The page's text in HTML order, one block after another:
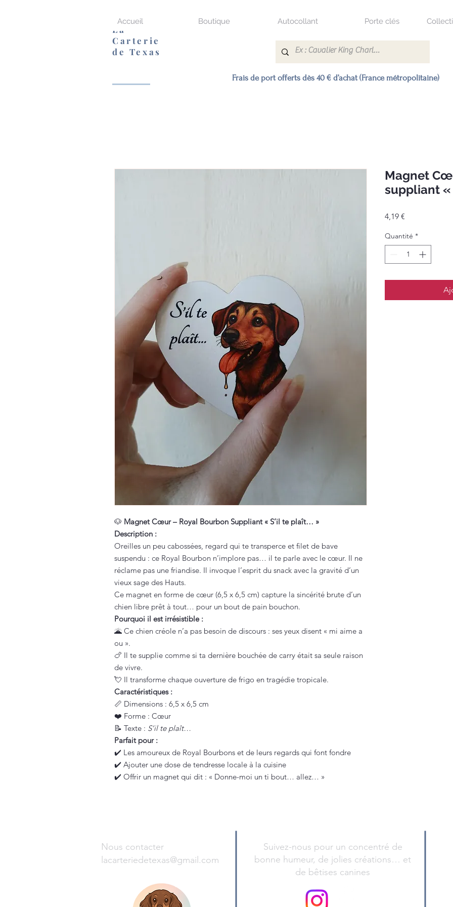
La
Carterie
de Texas
Accueil Boutique Autocollant Porte clés
Frais de port offerts dès 40 € d’achat (France métropolitaine)
🐶 Magnet Cœur – Royal Bourbon Suppliant « S’il te plaît… »
Description :
Oreilles un peu cabossées, regard qui te transperce et filet de bave
suspendu : ce Royal Bourbon n’implore pas… il te parle avec le cœur. Il ne
réclame pas une friandise. Il invoque l’esprit du snack avec la gravité d’un
vieux sage des Hauts.
Ce magnet en forme de cœur (6,5 x 6,5 cm) capture la sincérité brute d’un
chien libre prêt à tout… pour un bout de pain bouchon.
Pourquoi il est irrésistible :
🌋 Ce chien créole n’a pas besoin de discours : ses yeux disent « mi aime a
ou ».
🍗 Il te supplie comme si ta dernière bouchée de carry était sa seule raison
de vivre.
💘 Il transforme chaque ouverture de frigo en tragédie tropicale.
Caractéristiques :
📏 Dimensions : 6,5 x 6,5 cm
❤️ Forme : Cœur
📝 Texte : S’il te plaît…
Parfait pour :
✔️ Les amoureux de Royal Bourbons et de leurs regards qui font fondre
✔️ Ajouter une dose de tendresse locale à la cuisine
✔️ Offrir un magnet qui dit : « Donne-moi un ti bout… allez… »
Magnet
suppliant «
4,19 €
Quantité *
Nous contacter
lacarteriedetexas@gmail.com
Suivez-nous pour un concentré de
bonne humeur, de jolies créations… et
de bêtises canines